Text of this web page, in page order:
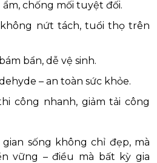
chống mối tuyệt đối.
nứt tách, tuổi thọ trên
bẩn, dễ vệ sinh.
– an toàn sức khỏe.
công nhanh, giảm tải công
sống không chỉ đẹp, mà
vững – điều mà bất kỳ gia